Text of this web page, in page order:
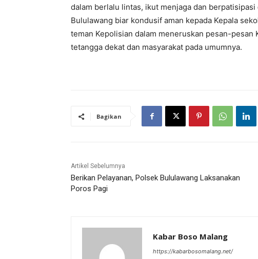
dalam berlalu lintas, ikut menjaga dan
Bululawang biar kondusif aman kepada Kepala
teman Kepolisian dalam meneruskan pesan-pesan
tetangga dekat dan masyarakat pada umumnya.
Bagikan
Artikel Sebelumnya
Berikan Pelayanan, Polsek Bululawang Laksanakan
Poros Pagi
Kabar Boso Malang
https://kabarbosomalang.net/